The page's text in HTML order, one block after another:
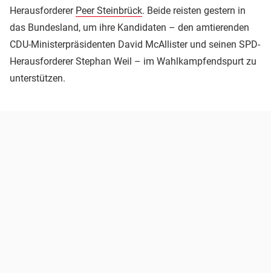
Herausforderer Peer Steinbrück. Beide reisten gestern in
das Bundesland, um ihre Kandidaten – den amtierenden
CDU-Ministerpräsidenten David McAllister und seinen SPD-
Herausforderer Stephan Weil – im Wahlkampfendspurt zu
unterstützen.